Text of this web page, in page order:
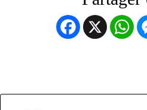
Facebook
X